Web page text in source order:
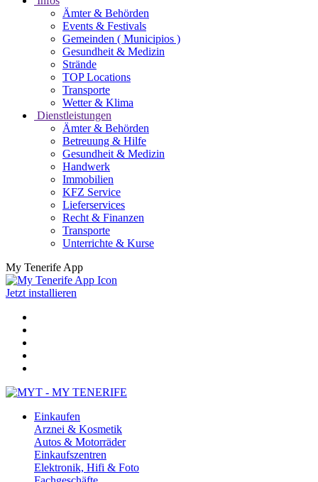
Ämter & Behörden
Events & Festivals
Gemeinden ( Municipios )
Gesundheit & Medizin
Strände
TOP Locations
Transporte
Wetter & Klima
Dienstleistungen
Ämter & Behörden
Betreuung & Hilfe
Gesundheit & Medizin
Handwerk
Immobilien
KFZ Service
Lieferservices
Recht & Finanzen
Transporte
Unterrichte & Kurse
My Tenerife App
Jetzt installieren
Einkaufen
Arznei & Kosmetik
Autos & Motorräder
Einkaufszentren
Elektronik, Hifi & Foto